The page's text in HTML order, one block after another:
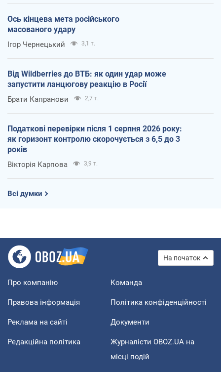
Ось кінцева мета російського
масованого удару
Ігор Чернецький 3,1 т.
Від Wildberries до ВТБ: як один удар може
запустити ланцюгову реакцію в Росії
Брати Капранови 2,7 т.
Податкові перевірки після 1 серпня 2026 року:
як горизонт контролю скорочується з 6,5 до 3
років
Вікторія Карпова 3,9 т.
Всі думки
На початок
Про компанію Команда
Правова інформація Політика конфіденційності
Реклама на сайті Документи
Редакційна політика
Журналісти OBOZ.UA на
місці подій